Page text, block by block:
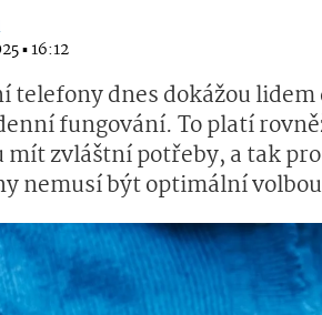
▪ 16:12
telefony dnes dokážou
fungování. To platí
mít zvláštní potřeby, a tak
nemusí být optimální